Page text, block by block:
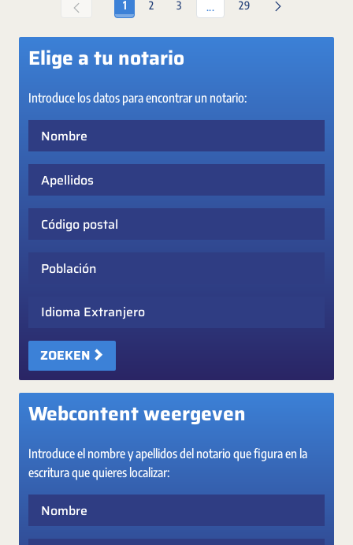
Pagina
1 Pagina
2 Pagina
3 ... Tussenpagina's Gebruik de
Pagina
29
Elige a tu notario
Introduce los datos para encontrar un notario:
Idioma Extranjero
ZOEKEN
Webcontent weergeven
Introduce el nombre y apellidos del notario que figura en la
escritura que quieres localizar: